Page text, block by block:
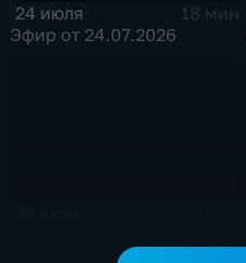
24 июля
18 мин
Эфир от 24.07.2026